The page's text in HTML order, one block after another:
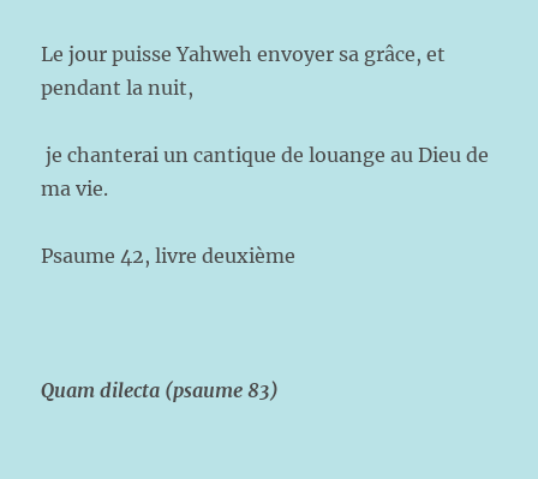
Le jour puisse Yahweh envoyer sa grâce, et
pendant la nuit,
je chanterai un cantique de louange au Dieu de
ma vie.
Psaume 42, livre deuxième
Quam dilecta (psaume 83)